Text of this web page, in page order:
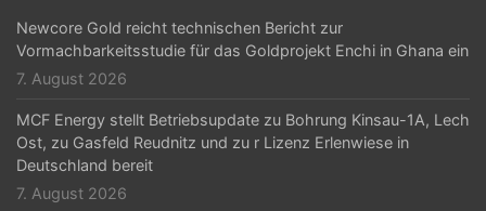
a
t
i
o
n
Newcore Gold reicht technischen Bericht zur
Vormachbarkeitsstudie für das Goldprojekt Enchi in Ghana ein
7. August 2026
MCF Energy stellt Betriebsupdate zu Bohrung Kinsau-1A, Lech
Ost, zu Gasfeld Reudnitz und zu r Lizenz Erlenwiese in
Deutschland bereit
7. August 2026